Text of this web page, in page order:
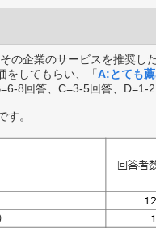
の企業のサービスを推奨し
をしてもらい、「A:とても
8回答、C=3-5回答、D=1-2
。